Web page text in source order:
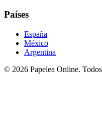
Países
España
México
Argentina
© 2026 Papelea Online.